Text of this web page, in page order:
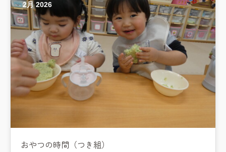
2月 2026
おやつの時間（つき組）